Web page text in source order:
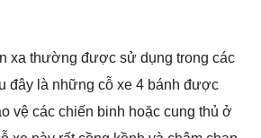
xa thường được sử dụng trong các
đây là những cỗ xe 4 bánh được
vệ các chiến binh hoặc cung thủ ở